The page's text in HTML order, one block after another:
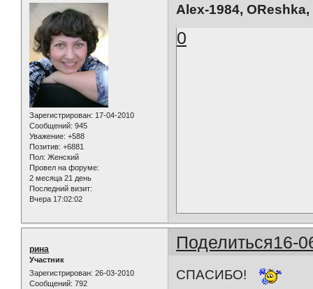
Зарегистрирован: 17-04-2010
Сообщений: 945
Уважение: +588
Позитив: +6881
Пол: Женский
Провел на форуме:
2 месяца 21 день
Последний визит:
Вчера 17:02:02
Alex-1984, OReshka,
0
Поделиться16-
рина
Участник
Зарегистрирован: 26-03-2010
Сообщений: 792
СПАСИБО!